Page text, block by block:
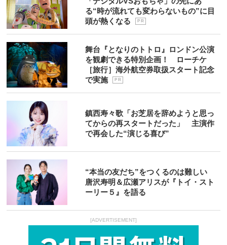
る“時が流れても変わらないもの”に目
頭が熱くなる
P R
舞台『となりのトトロ』ロンドン公演
を観劇できる特別企画！ ローチケ
［旅行］海外航空券取扱スタート記念
で実施
P R
鎮西寿々歌「お芝居を辞めようと思っ
てからの再スタートだった」 主演作
で再会した“演じる喜び”
“本当の友だち”をつくるのは難しい
唐沢寿明＆広瀬アリスが『トイ・スト
ーリー５』を語る
[ADVERTISEMENT]